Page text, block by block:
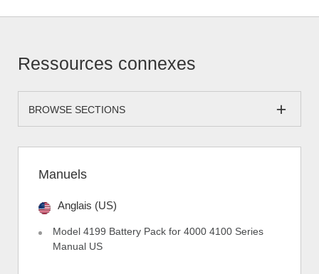
Ressources connexes
BROWSE SECTIONS
Manuels
Anglais (US)
Model 4199 Battery Pack for 4000 4100 Series
Manual US